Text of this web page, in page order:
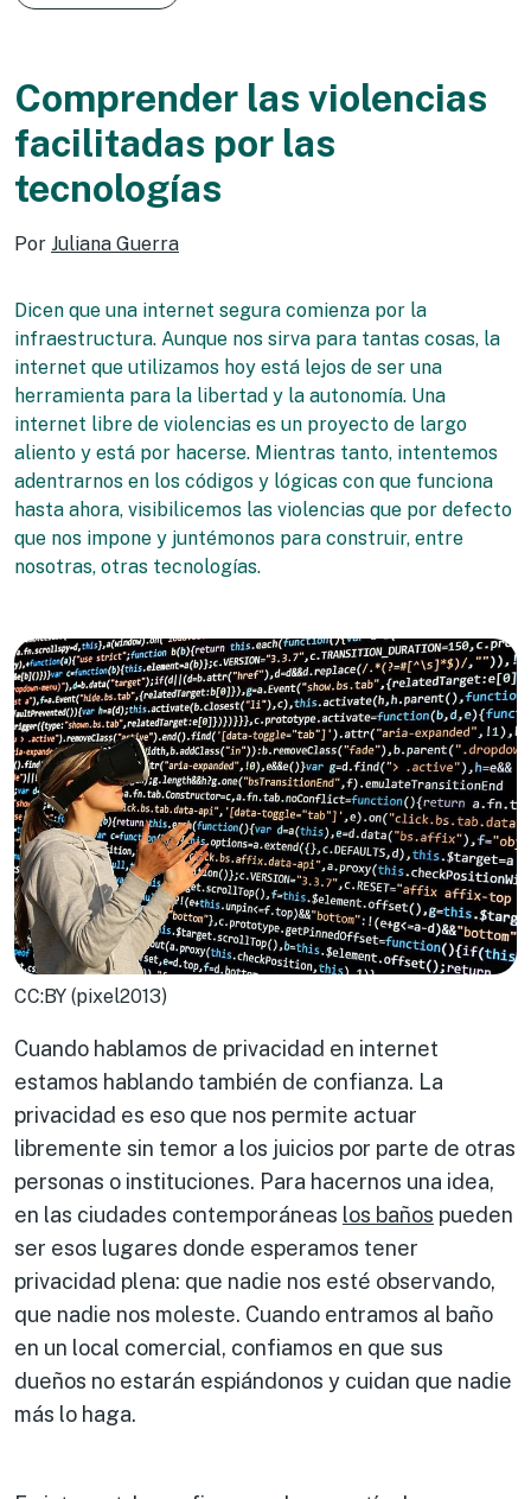
Comprender las violencias
facilitadas por las
tecnologías
Por Juliana Guerra
Dicen que una internet segura comienza por la
infraestructura. Aunque nos sirva para tantas cosas, la
internet que utilizamos hoy está lejos de ser una
herramienta para la libertad y la autonomía. Una
internet libre de violencias es un proyecto de largo
aliento y está por hacerse. Mientras tanto, intentemos
adentrarnos en los códigos y lógicas con que funciona
hasta ahora, visibilicemos las violencias que por defecto
que nos impone y juntémonos para construir, entre
nosotras, otras tecnologías.
CC:BY (pixel2013)
Cuando hablamos de privacidad en internet
estamos hablando también de confianza. La
privacidad es eso que nos permite actuar
libremente sin temor a los juicios por parte de otras
personas o instituciones. Para hacernos una idea,
en las ciudades contemporáneas los baños pueden
ser esos lugares donde esperamos tener
privacidad plena: que nadie nos esté observando,
que nadie nos moleste. Cuando entramos al baño
en un local comercial, confiamos en que sus
dueños no estarán espiándonos y cuidan que nadie
más lo haga.